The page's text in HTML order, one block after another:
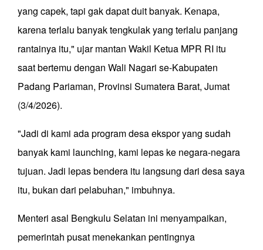
yang capek, tapi gak dapat duit banyak. Kenapa,
karena terlalu banyak tengkulak yang terlalu panjang
rantainya itu," ujar mantan Wakil Ketua MPR RI itu
saat bertemu dengan Wali Nagari se-Kabupaten
Padang Pariaman, Provinsi Sumatera Barat, Jumat
(3/4/2026).
"Jadi di kami ada program desa ekspor yang sudah
banyak kami launching, kami lepas ke negara-negara
tujuan. Jadi lepas bendera itu langsung dari desa saya
itu, bukan dari pelabuhan," imbuhnya.
Menteri asal Bengkulu Selatan ini menyampaikan,
pemerintah pusat menekankan pentingnya